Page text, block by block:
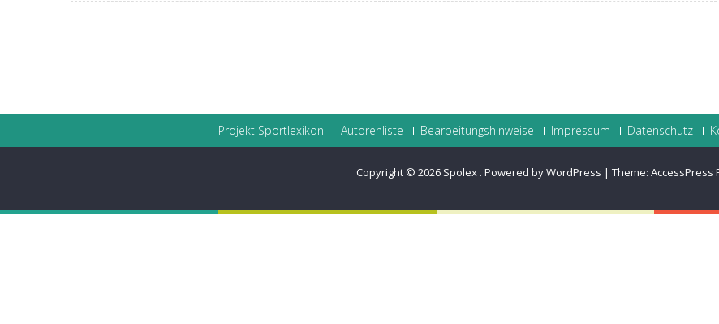
Projekt Sportlexikon Autorenliste Bearbeitungshinweise Impressum Datenschutz
Copyright © 2026 Spolex . Powered by WordPress | Theme: AccessPress